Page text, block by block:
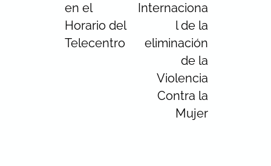
en el
Horario del
Telecentro
Internaciona
l de la
eliminación
de la
Violencia
Contra la
Mujer